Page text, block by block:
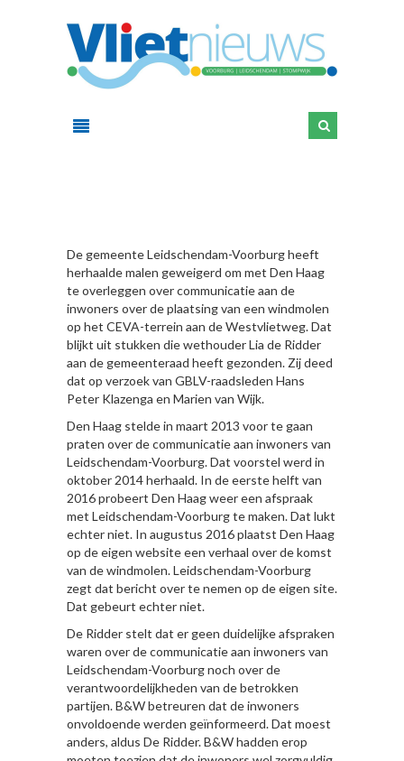
De gemeente Leidschendam-Voorburg heeft
herhaalde malen geweigerd om met Den Haag
te overleggen over communicatie aan de
inwoners over de plaatsing van een windmolen
op het CEVA-terrein aan de Westvlietweg. Dat
blijkt uit stukken die wethouder Lia de Ridder
aan de gemeenteraad heeft gezonden. Zij deed
dat op verzoek van GBLV-raadsleden Hans
Peter Klazenga en Marien van Wijk.
Den Haag stelde in maart 2013 voor te gaan
praten over de communicatie aan inwoners van
Leidschendam-Voorburg. Dat voorstel werd in
oktober 2014 herhaald. In de eerste helft van
2016 probeert Den Haag weer een afspraak
met Leidschendam-Voorburg te maken. Dat lukt
echter niet. In augustus 2016 plaatst Den Haag
op de eigen website een verhaal over de komst
van de windmolen. Leidschendam-Voorburg
zegt dat bericht over te nemen op de eigen site.
Dat gebeurt echter niet.
De Ridder stelt dat er geen duidelijke afspraken
waren over de communicatie aan inwoners van
Leidschendam-Voorburg noch over de
verantwoordelijkheden van de betrokken
partijen. B&W betreuren dat de inwoners
onvoldoende werden geïnformeerd. Dat moest
anders, aldus De Ridder. B&W hadden erop